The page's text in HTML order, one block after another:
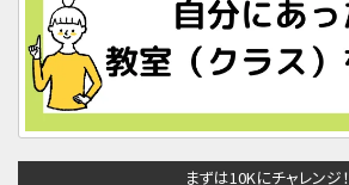
まずは10Kにチャレンジ！